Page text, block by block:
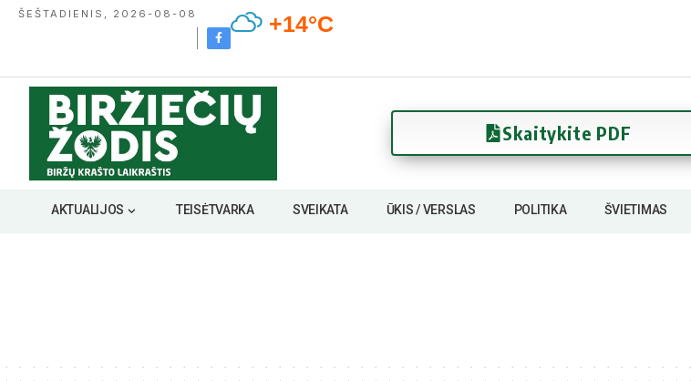
ŠEŠTADIENIS, 2026-08-08 +14°C
Skaitykite PDF
AKTUALIJOS TEISĖTVARKA SVEIKATA ŪKIS / VERSLAS POLITIKA ŠVIETIMAS